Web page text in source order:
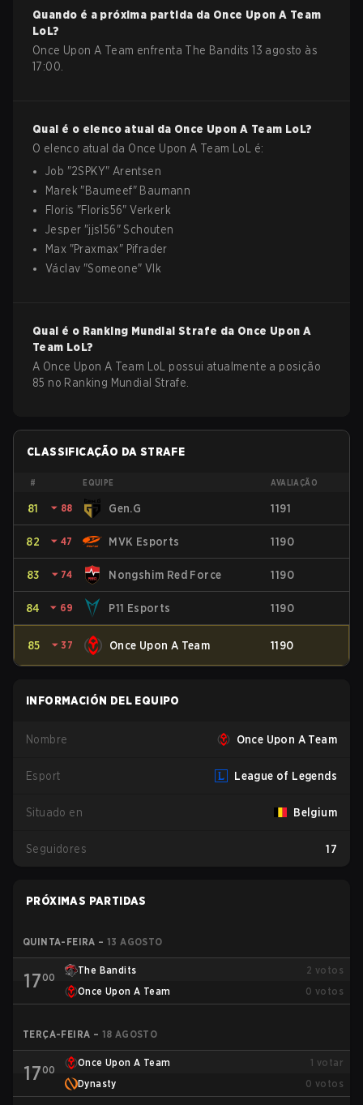
Quando é a próxima partida da Once Upon A Team
LoL?
Once Upon A Team enfrenta The Bandits 13 agosto às
17:00.
Qual é o elenco atual da Once Upon A Team LoL?
O elenco atual da Once Upon A Team LoL
é:
Job "2SPKY" Arentsen
Marek "Baumeef" Baumann
Floris "Floris56"Verkerk
Jesper "jjs156"Schouten
Max "Praxmax" Pifrader
Václav "Someone" Vlk
Qual é o Ranking Mundial Strafe da Once Upon A
Team LoL?
A Once Upon A Team LoL possui atualmente a posição
85 no Ranking Mundial Strafe.
CLASSIFICAÇÃO DA STRAFE
# EQUIPE AVALIAÇÃO
81 ⏷ 88 Gen.G 1191
82 ⏷ 47 MVK Esports 1190
83 ⏷ 74 Nongshim Red Force 1190
84 ⏷ 69 P11 Esports 1190
85 ⏷ 37 Once Upon A Team 1190
INFORMACIÓN DEL EQUIPO
Nombre Once Upon A Team
Esport League of Legends
Situado en Belgium
Seguidores 17
PRÓXIMAS PARTIDAS
QUINTA-FEIRA – 13 AGOSTO
1700
The Bandits 2 votos
Once Upon A Team
0 votos
TERÇA-FEIRA – 18 AGOSTO
1700
Once Upon A Team 1 votar
Dynasty
0 votos